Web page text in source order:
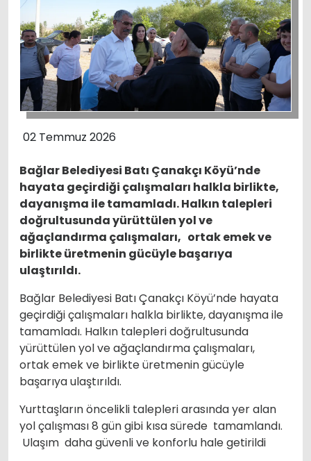
02 Temmuz 2026
Bağlar Belediyesi Batı Çanakçı Köyü’nde
hayata geçirdiği çalışmaları halkla birlikte,
dayanışma ile tamamladı. Halkın talepleri
doğrultusunda yürüttülen yol ve
ağaçlandırma çalışmaları, ortak emek ve
birlikte üretmenin gücüyle başarıya
ulaştırıldı.
Bağlar Belediyesi Batı Çanakçı Köyü’nde hayata
geçirdiği çalışmaları halkla birlikte, dayanışma ile
tamamladı. Halkın talepleri doğrultusunda
yürüttülen yol ve ağaçlandırma çalışmaları,
ortak emek ve birlikte üretmenin gücüyle
başarıya ulaştırıldı.
Yurttaşların öncelikli talepleri arasında yer alan
yol çalışması 8 gün gibi kısa sürede tamamlandı.
Ulaşım daha güvenli ve konforlu hale getirildi